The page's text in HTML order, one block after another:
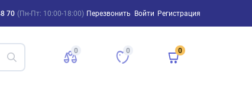
70 (Пн-Пт: 10:00-18:00) Перезвонить Войти Регистрация
0 0 0